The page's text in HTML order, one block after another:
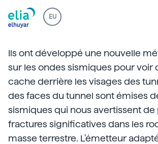
EU
Ils ont développé une nouvelle
sur les ondes sismiques pour voir
cache derrière les visages des
des faces du tunnel sont émises
sismiques qui nous avertissent de
fractures significatives dans les
masse terrestre. L'émetteur